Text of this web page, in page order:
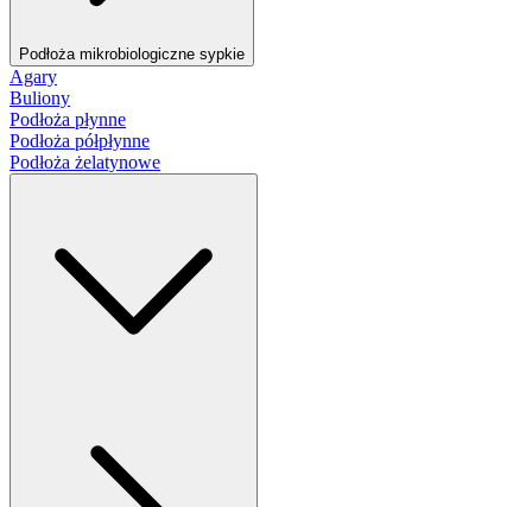
Podłoża mikrobiologiczne sypkie
Agary
Buliony
Podłoża płynne
Podłoża półpłynne
Podłoża żelatynowe